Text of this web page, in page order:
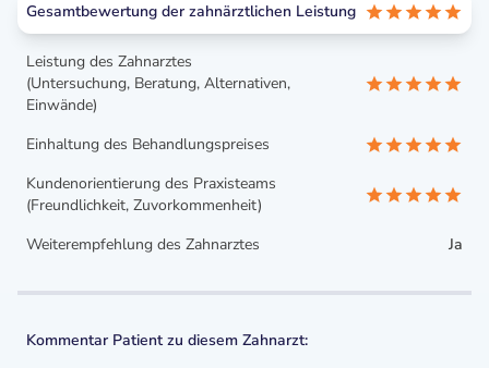
Gesamtbewertung der zahnärztlichen Leistung
Leistung des Zahnarztes
(Untersuchung, Beratung, Alternativen,
Einwände)
Einhaltung des Behandlungspreises
Kundenorientierung des Praxisteams
(Freundlichkeit, Zuvorkommenheit)
Weiterempfehlung des Zahnarztes
Ja
Kommentar Patient zu diesem Zahnarzt: